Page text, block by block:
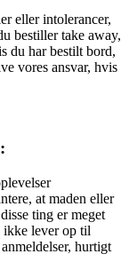
eller intolerancer,
bestiller take away,
du har bestilt bord,
vores ansvar, hvis
at maden eller
ting er meget
ikke lever op til
hurtigt